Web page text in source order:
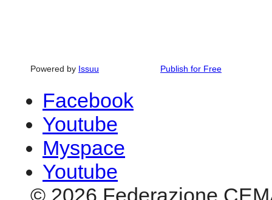
Powered by Issuu Publish for Free
Facebook
Youtube
Myspace
Youtube
© 2026 Federazione